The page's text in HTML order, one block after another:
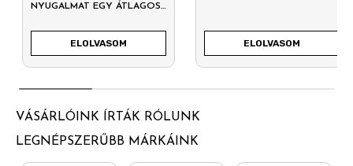
NYUGALMAT EGY ÁTLAGOS
ELOLVASOM ELOLVASOM
VÁSÁRLÓINK ÍRTÁK RÓLUNK
LEGNÉPSZERŰBB MÁRKÁINK